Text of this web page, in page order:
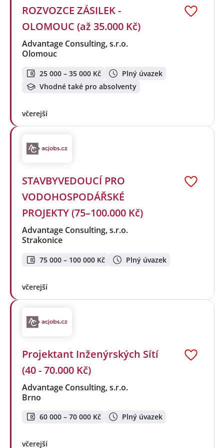
ROZVOZCE ZÁSILEK -
OLOMOUC (až 35.000 Kč)
Advantage Consulting, s.r.o.
Olomouc
25 000 – 35 000 Kč
Plný úvazek
Vhodné také pro absolventy
včerejší
STAVBYVEDOUCÍ PRO
VODOHOSPODÁŘSKÉ
PROJEKTY (75–100.000 Kč)
Advantage Consulting, s.r.o.
Strakonice
75 000 – 100 000 Kč Plný úvazek
včerejší
Projektant Inženýrských Sítí
(40 - 70.000 Kč)
Advantage Consulting, s.r.o.
Brno
60 000 – 70 000 Kč Plný úvazek
včerejší